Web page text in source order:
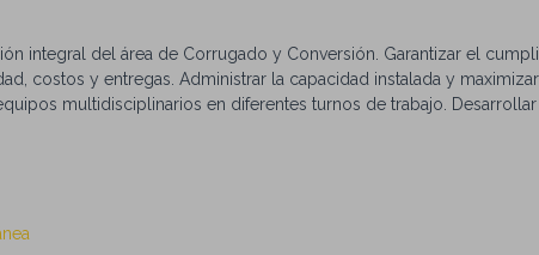
integral del área de Corrugado y Conversión. Garantizar el
costos y entregas. Administrar la capacidad instalada y
multidisciplinarios en diferentes turnos de trabajo. Desarrollar
de mejora continua enfocados en eficiencia, reducción de
Tome decisiones con base en datos y resultados.